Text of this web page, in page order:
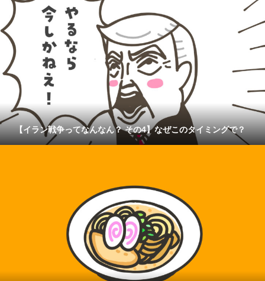
【イラン戦争ってなんなん？ その4】なぜこのタイミングで？